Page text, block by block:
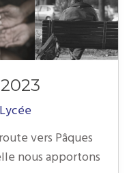
Lycée
vers Pâques
nous apportons